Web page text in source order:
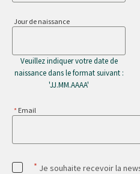
Jour de naissance
Veuillez indiquer votre date de
naissance dans le format suivant :
'JJ.MM.AAAA'
Email
* Je souhaite recevoir la